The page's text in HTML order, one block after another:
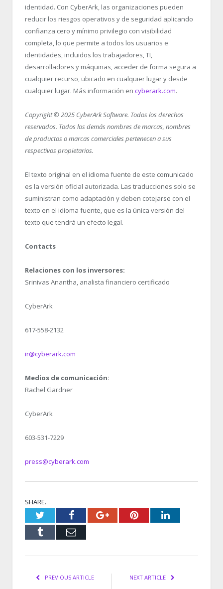
identidad. Con CyberArk, las organizaciones pueden
reducir los riesgos operativos y de seguridad aplicando
confianza cero y mínimo privilegio con visibilidad
completa, lo que permite a todos los usuarios e
identidades, incluidos los trabajadores, TI,
desarrolladores y máquinas, acceder de forma segura a
cualquier recurso, ubicado en cualquier lugar y desde
cualquier lugar. Más información en cyberark.com.
Copyright © 2025 CyberArk Software. Todos los derechos
reservados. Todos los demás nombres de marcas, nombres
de productos o marcas comerciales pertenecen a sus
respectivos propietarios.
El texto original en el idioma fuente de este comunicado
es la versión oficial autorizada. Las traducciones solo se
suministran como adaptación y deben cotejarse con el
texto en el idioma fuente, que es la única versión del
texto que tendrá un efecto legal.
Contacts
Relaciones con los inversores:
Srinivas Anantha, analista financiero certificado
CyberArk
617-558-2132
ir@cyberark.com
Medios de comunicación:
Rachel Gardner
CyberArk
603-531-7229
press@cyberark.com
SHARE.
TwitterFacebookGoogle+PinterestLinkedIn
Tumblr Email
PREVIOUS ARTICLE NEXT ARTICLE